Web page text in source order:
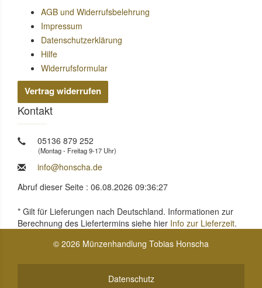
AGB und Widerrufsbelehrung
Impressum
Datenschutzerklärung
Hilfe
Widerrufsformular
Vertrag widerrufen
Kontakt
05136 879 252
(Montag - Freitag 9-17 Uhr)
info@honscha.de
Abruf dieser Seite : 06.08.2026 09:36:27
* Gilt für Lieferungen nach Deutschland. Informationen zur
Berechnung des Liefertermins siehe hier Info zur Lieferzeit.
© 2026 Münzenhandlung Tobias Honscha
Datenschutz